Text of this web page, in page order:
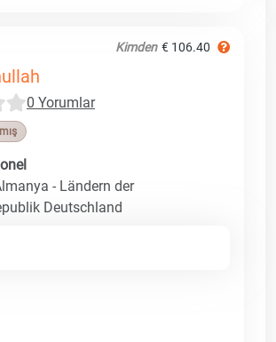
Kimden € 106.40
0 Yorumlar
- Ländern der
Deutschland